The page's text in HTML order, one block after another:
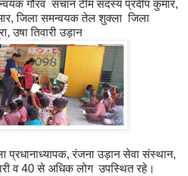
गौरव सचान टीम सदस्य प्रदीप कुमार,
जिला समन्वयक तेल शुक्ला जिला
उषा तिवारी उड़ान
प्रधानाध्यापक, रंजना उड़ान सेवा संस्थान,
व 40 से अधिक लोग उपस्थित रहे।